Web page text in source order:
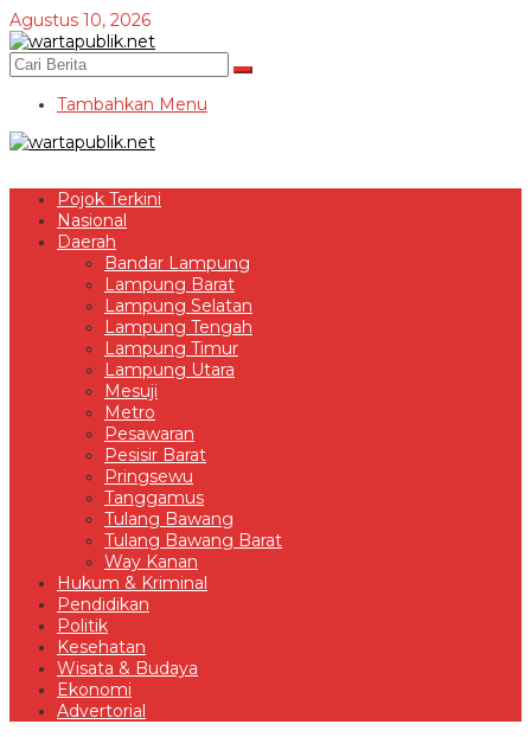
Lewati
ke
konten
Agustus 10, 2026
Tambahkan Menu
Pojok Terkini
Nasional
Daerah
Bandar Lampung
Lampung Barat
Lampung Selatan
Lampung Tengah
Lampung Timur
Lampung Utara
Mesuji
Metro
Pesawaran
Pesisir Barat
Pringsewu
Tanggamus
Tulang Bawang
Tulang Bawang Barat
Way Kanan
Hukum & Kriminal
Pendidikan
Politik
Kesehatan
Wisata & Budaya
Ekonomi
Advertorial